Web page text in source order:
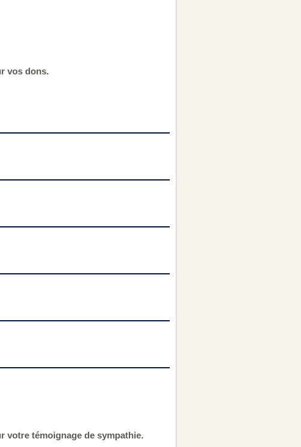
vos dons.
votre témoignage de sympathie.